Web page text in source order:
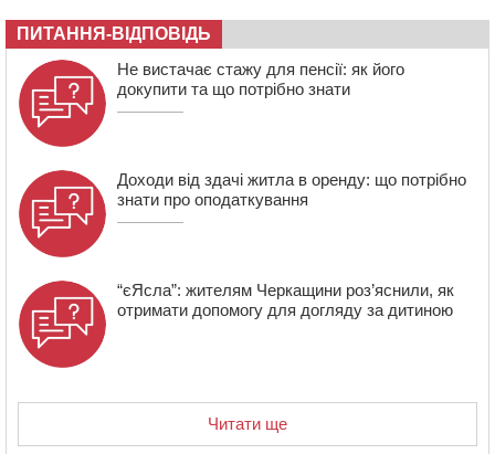
Черкасах просять покращити умови в дитсадку
08:22 “На щиті” у Чорнобаївську громаду повертається
полеглий біля Кліщіївки воїн
ПИТАННЯ-ВІДПОВІДЬ
Не вистачає стажу для пенсії: як його
докупити та що потрібно знати
Доходи від здачі житла в оренду: що потрібно
знати про оподаткування
“єЯсла”: жителям Черкащини роз’яснили, як
отримати допомогу для догляду за дитиною
Читати ще